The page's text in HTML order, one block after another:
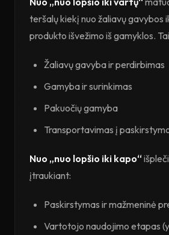
teršalų kiekį nuo žaliavų gavybos
produkto išvežimo iš gamyklos.
Žaliavų gavyba ir perdirbimas
Gamyba ir surinkimas
Pakuočių gamyba
Transportavimas į
Nuo „nuo lopšio iki kapo“
įtraukiant:
Paskirstymas ir mažmeninė
Vartotojo naudojimo etapas